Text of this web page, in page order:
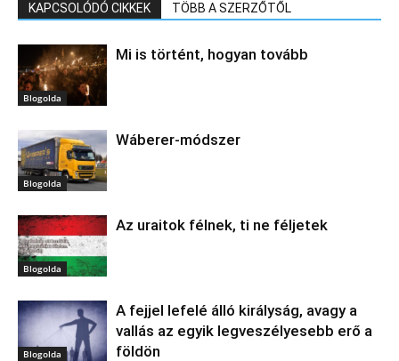
KAPCSOLÓDÓ CIKKEK TÖBB A SZERZŐTŐL
Blogolda
Mi is történt, hogyan tovább
Blogolda
Wáberer-módszer
Blogolda
Az uraitok félnek, ti ne féljetek
Blogolda
A fejjel lefelé álló királyság, avagy a
vallás az egyik legveszélyesebb erő a
földön